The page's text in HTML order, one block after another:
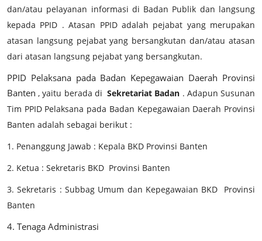
dan/atau pelayanan informasi di Badan Publik dan langsung
kepada PPID . Atasan PPID adalah pejabat yang merupakan
atasan langsung pejabat yang bersangkutan dan/atau atasan
dari atasan langsung pejabat yang bersangkutan.
PPID Pelaksana pada Badan Kepegawaian Daerah Provinsi
Banten, yaitu berada diSekretariat Badan . Adapun Susunan
Tim PPID Pelaksana pada Badan Kepegawaian Daerah Provinsi
Banten adalah sebagai berikut :
1. Penanggung Jawab : Kepala BKD Provinsi Banten
2. Ketua : Sekretaris BKD Provinsi Banten
3. Sekretaris : Subbag Umum dan Kepegawaian BKD Provinsi
Banten
4. Tenaga Administrasi